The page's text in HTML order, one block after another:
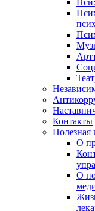
Контакты
Полезная
О
О